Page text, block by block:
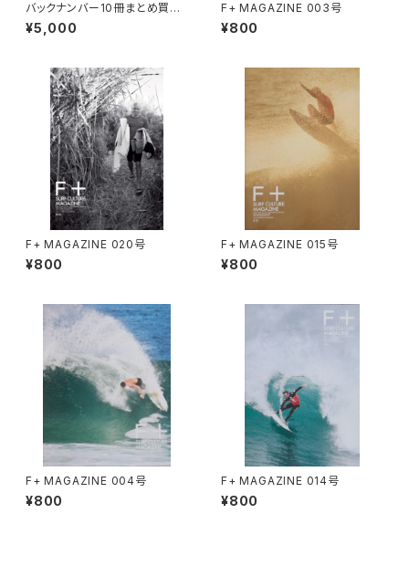
バックナンバー10冊まとめ買い
割引パック
¥5,000
F+ MAGAZINE 003号
¥800
F+ MAGAZINE 020号
¥800
F+ MAGAZINE 015号
¥800
F+ MAGAZINE 004号
¥800
F+ MAGAZINE 014号
¥800